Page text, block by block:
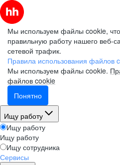
Мы используем файлы cookie,
правильную работу нашего веб-
сетевой трафик.
Правила использования файлов
Мы используем файлы cookie.
файлов cookie
Понятно
Ищу работу
Ищу работу
Ищу работу
Ищу сотрудника
Сервисы